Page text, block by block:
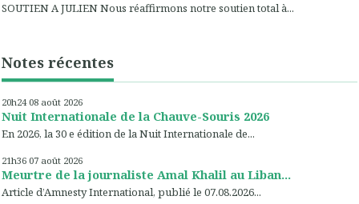
SOUTIEN A JULIEN Nous réaffirmons notre soutien total à...
Notes récentes
20h24 08 août 2026
Nuit Internationale de la Chauve-Souris 2026
En 2026, la 30 e édition de la Nuit Internationale de...
21h36 07 août 2026
Meurtre de la journaliste Amal Khalil au Liban...
Article d’Amnesty International, publié le 07.08.2026...